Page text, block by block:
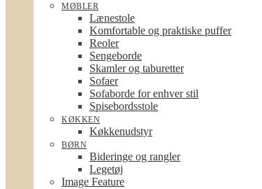
MØBLER
Lænestole
Komfortable og praktiske puffer
Reoler
Sengeborde
Skamler og taburetter
Sofaer
Sofaborde for enhver stil
Spisebordsstole
KØKKEN
Køkkenudstyr
BØRN
Bideringe og rangler
Legetøj
Image Feature